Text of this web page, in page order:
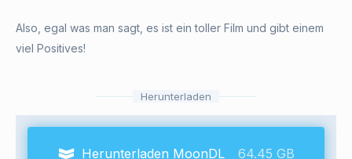
Also, egal was man sagt, es ist ein toller Film und gibt einem
viel Positives!
Herunterladen
Herunterladen MoonDL 64.45 GB